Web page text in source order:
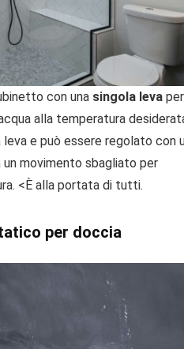
con una singola leva per
alla temperatura
leva e può essere regolato con
movimento sbagliato per
<È alla portata di tutti.
per doccia